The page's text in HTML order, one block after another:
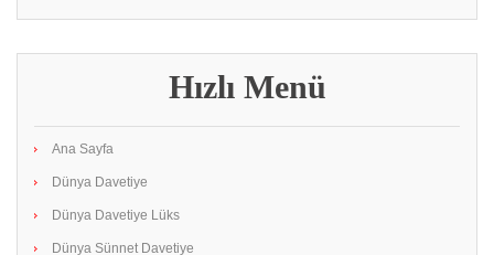
Hızlı Menü
Ana Sayfa
Dünya Davetiye
Dünya Davetiye Lüks
Dünya Sünnet Davetiye